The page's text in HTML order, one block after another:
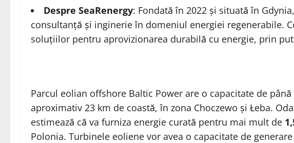
Despre SeaRenergy: Fondată în 2022 și situată în
consultanță și inginerie în domeniul energiei regenerabile.
soluțiilor pentru aprovizionarea durabilă cu energie, prin
Parcul eolian offshore Baltic Power are o capacitate de până
aproximativ 23 km de coastă, în zona Choczewo și Łeba.
estimează că va furniza energie curată pentru mai mult de
Polonia. Turbinele eoliene vor avea o capacitate de